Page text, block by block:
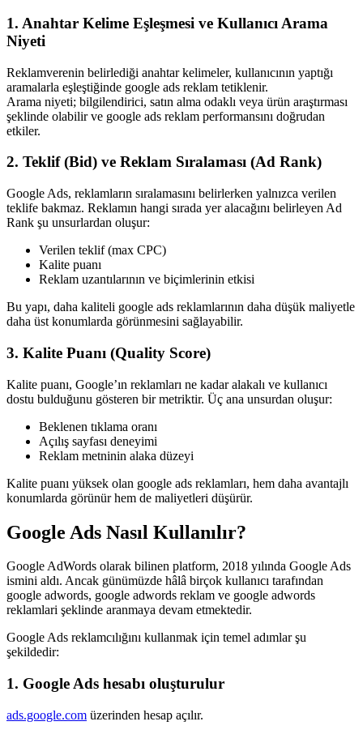
1. Anahtar Kelime Eşleşmesi ve Kullanıcı Arama
Niyeti
Reklamverenin belirlediği anahtar kelimeler, kullanıcının yaptığı
aramalarla eşleştiğinde google ads reklam tetiklenir.
Arama niyeti; bilgilendirici, satın alma odaklı veya ürün araştırması
şeklinde olabilir ve google ads reklam performansını doğrudan
etkiler.
2. Teklif (Bid) ve Reklam Sıralaması (Ad Rank)
Google Ads, reklamların sıralamasını belirlerken yalnızca verilen
teklife bakmaz. Reklamın hangi sırada yer alacağını belirleyen Ad
Rank şu unsurlardan oluşur:
Verilen teklif (max CPC)
Kalite puanı
Reklam uzantılarının ve biçimlerinin etkisi
Bu yapı, daha kaliteli google ads reklamlarının daha düşük maliyetle
daha üst konumlarda görünmesini sağlayabilir.
3. Kalite Puanı (Quality Score)
Kalite puanı, Google’ın reklamları ne kadar alakalı ve kullanıcı
dostu bulduğunu gösteren bir metriktir. Üç ana unsurdan oluşur:
Beklenen tıklama oranı
Açılış sayfası deneyimi
Reklam metninin alaka düzeyi
Kalite puanı yüksek olan google ads reklamları, hem daha avantajlı
konumlarda görünür hem de maliyetleri düşürür.
Google Ads Nasıl Kullanılır?
Google AdWords olarak bilinen platform, 2018 yılında Google Ads
ismini aldı. Ancak günümüzde hâlâ birçok kullanıcı tarafından
google adwords, google adwords reklam ve google adwords
reklamlari şeklinde aranmaya devam etmektedir.
Google Ads reklamcılığını kullanmak için temel adımlar şu
şekildedir:
1. Google Ads hesabı oluşturulur
ads.google.com üzerinden hesap açılır.